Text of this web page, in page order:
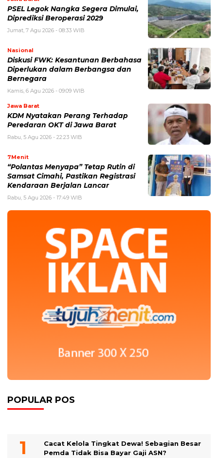
PSEL Legok Nangka Segera Dimulai,
Diprediksi Beroperasi 2029
Jumat, 7 Agu 2026 - 08:33 WIB
Nasional
Diskusi FWK: Kesantunan Berbahasa
Diperlukan dalam Berbangsa dan
Bernegara
Kamis, 6 Agu 2026 - 09:09 WIB
Jawa Barat
KDM Nyatakan Perang Terhadap
Peredaran OKT di Jawa Barat
Rabu, 5 Agu 2026 - 22:23 WIB
7Menit
“Polantas Menyapa” Tetap Rutin di
Samsat Cimahi, Pastikan Registrasi
Kendaraan Berjalan Lancar
Rabu, 5 Agu 2026 - 17:49 WIB
POPULAR POS
Cacat Kelola Tingkat Dewa! Sebagian Besar
Pemda Tidak Bisa Bayar Gaji ASN?